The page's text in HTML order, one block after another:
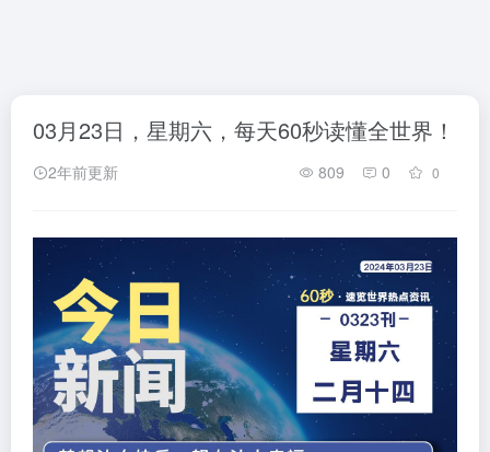
03月23日，星期六，每天60秒读懂全世界！
2年前更新 809 0 0